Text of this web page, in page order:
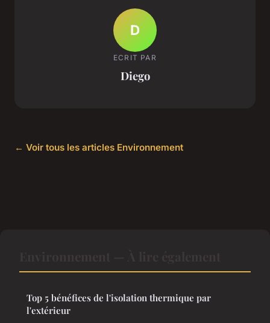
D
ECRIT PAR
Diego
← Voir tous les articles Environnement
Top 5 bénéfices de l'isolation thermique par
l'extérieur